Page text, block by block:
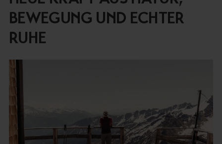
News
Karriere
BEWEGUNG UND ECHTER
RUHE